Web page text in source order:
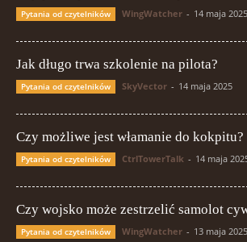
Pytania od czytelników WingWatcher - 14 maja 2025
Jak długo trwa szkolenie na pilota?
Pytania od czytelników SkyVector - 14 maja 2025
Czy możliwe jest włamanie do kokpitu?
Pytania od czytelników CtrlTowerTalk - 14 maja
Czy wojsko może zestrzelić samolot
Pytania od czytelników WingWatcher - 13 maja 2025